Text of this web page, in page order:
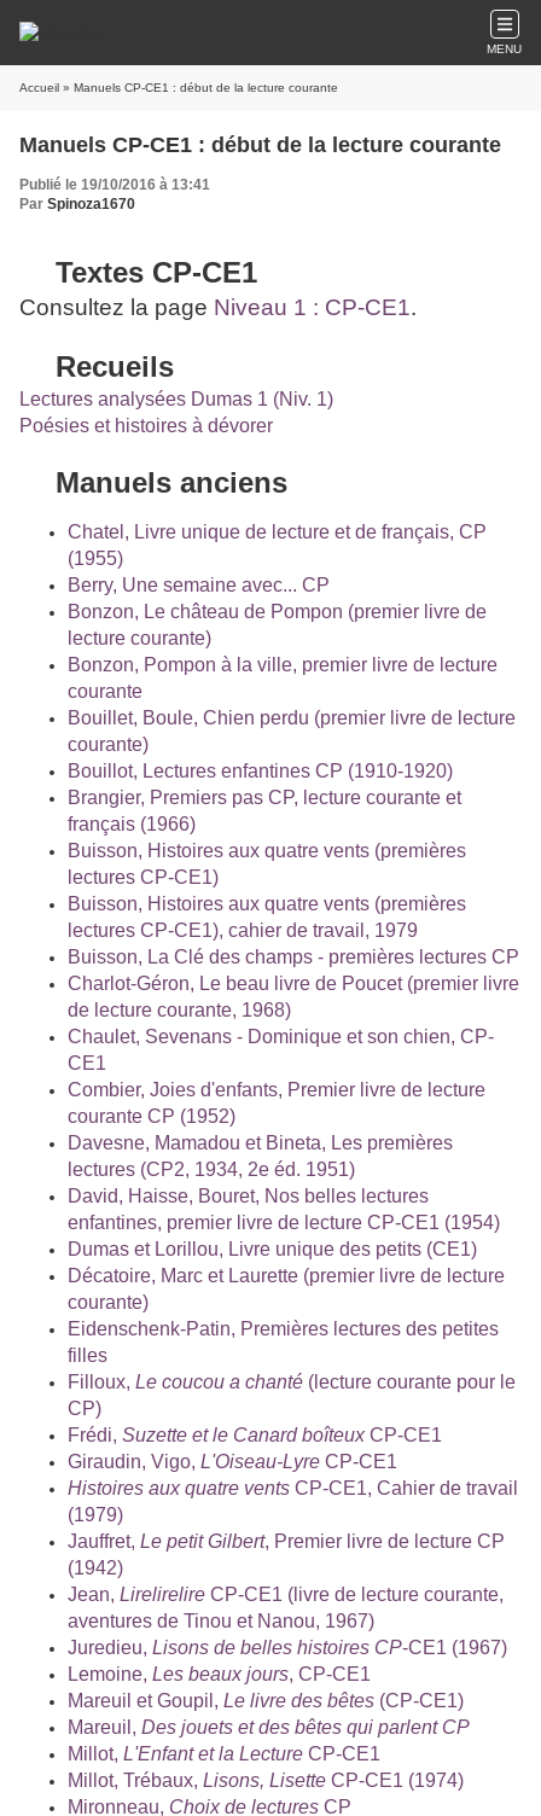
MENU
Accueil » Manuels CP-CE1 : début de la lecture courante
Manuels CP-CE1 : début de la lecture courante
Publié le 19/10/2016 à 13:41
Par Spinoza1670
Textes CP-CE1
Consultez la page Niveau 1 : CP-CE1.
Recueils
Lectures analysées Dumas 1 (Niv. 1)
Poésies et histoires à dévorer
Manuels anciens
Chatel, Livre unique de lecture et de français, CP
(1955)
Berry, Une semaine avec... CP
Bonzon, Le château de Pompon (premier livre de
lecture courante)
Bonzon, Pompon à la ville, premier livre de lecture
courante
Bouillet, Boule, Chien perdu (premier livre de lecture
courante)
Bouillot, Lectures enfantines CP (1910-1920)
Brangier, Premiers pas CP, lecture courante et
français (1966)
Buisson, Histoires aux quatre vents (premières
lectures CP-CE1)
Buisson, Histoires aux quatre vents (premières
lectures CP-CE1), cahier de travail, 1979
Buisson, La Clé des champs - premières lectures CP
Charlot-Géron, Le beau livre de Poucet (premier livre
de lecture courante, 1968)
Chaulet, Sevenans - Dominique et son chien, CP-
CE1
Combier, Joies d'enfants, Premier livre de lecture
courante CP (1952)
Davesne, Mamadou et Bineta, Les premières
lectures (CP2, 1934, 2e éd. 1951)
David, Haisse, Bouret, Nos belles lectures
enfantines, premier livre de lecture CP-CE1 (1954)
Dumas et Lorillou, Livre unique des petits (CE1)
Décatoire, Marc et Laurette (premier livre de lecture
courante)
Eidenschenk-Patin, Premières lectures des petites
filles
Filloux, Le coucou a chanté (lecture courante pour le
CP)
Frédi, Suzette et le Canard boîteuxCP-CE1
Giraudin, Vigo, L'Oiseau-Lyre CP-CE1
Histoires aux quatre vents CP-CE1, Cahier de travail
(1979)
Jauffret, Le petit Gilbert, Premier livre de lecture CP
(1942)
Jean, Lirelirelire CP-CE1 (livre de lecture courante,
aventures de Tinou et Nanou, 1967)
Juredieu, Lisons de belles histoires CP-CE1 (1967)
Lemoine, Les beaux jours, CP-CE1
Mareuil et Goupil, Le livre des bêtes (CP-CE1)
Mareuil, Des jouets et des bêtes qui parlent CP
Millot, L'Enfant et la Lecture CP-CE1
Millot, Trébaux, Lisons, Lisette CP-CE1 (1974)
Mironneau, Choix de lectures CP